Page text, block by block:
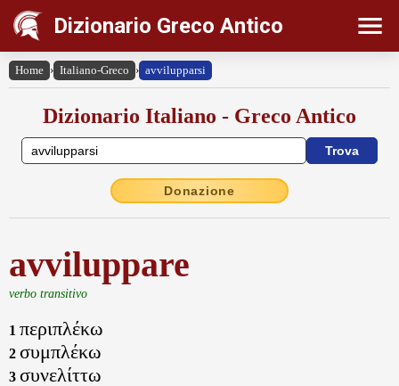
Dizionario Greco Antico
Home › Italiano-Greco › avvilupparsi
Dizionario Italiano - Greco Antico
Donazione
avviluppare
verbo transitivo
1 περιπλέκω
2 συμπλέκω
3 συνελίττω